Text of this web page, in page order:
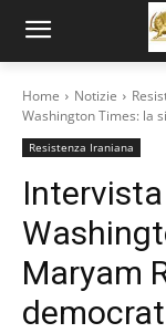
Home Notizie
Washington Times: la
Resistenza Iraniana
Maryam